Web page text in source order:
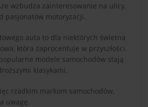
wzbudza zainteresowanie na ulicy,
pasjonatów motoryzacji.
auta to dla niektórych świetna
która zaprocentuje w przyszłości.
modele samochodów stają
klasykami.
rzadkim markom samochodów,
uwagę.